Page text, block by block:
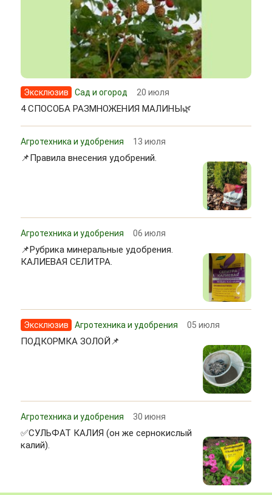
Эксклюзив Сад и огород 20 июля
4 СПОСОБА РАЗМНОЖЕНИЯ МАЛИНЫ🌿
Агротехника и удобрения 13 июля
📌Правила внесения удобрений.
Агротехника и удобрения 06 июля
📌Рубрика минеральные удобрения.
КАЛИЕВАЯ СЕЛИТРА.
Эксклюзив Агротехника и удобрения 05 июля
ПОДКОРМКА ЗОЛОЙ📌
Агротехника и удобрения 30 июня
✅СУЛЬФАТ КАЛИЯ (он же сернокислый
калий).